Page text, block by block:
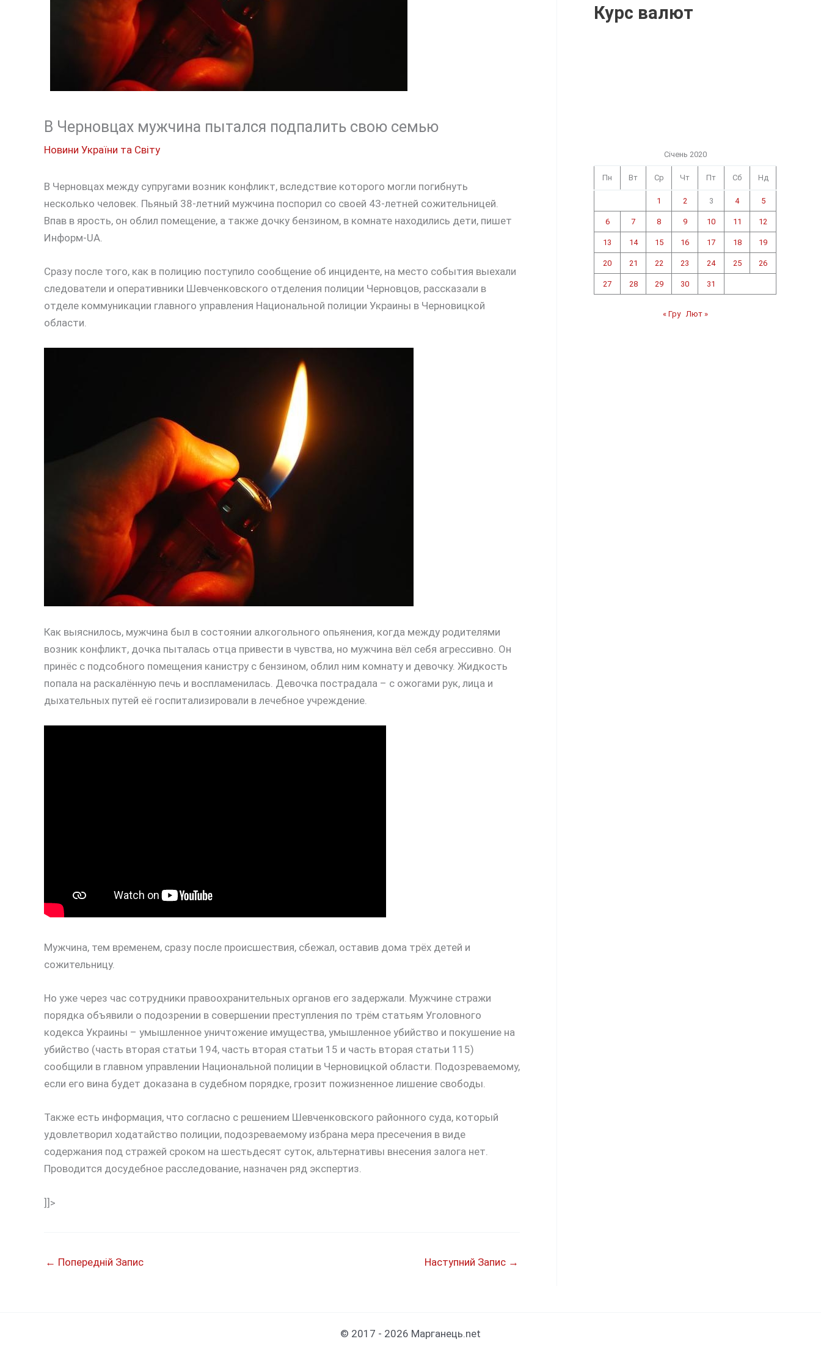
В Черновцах мужчина пытался подпалить свою семью
Новини України та Світу
В Черновцах между супругами возник конфликт, вследствие которого могли погибнуть
несколько человек. Пьяный 38-летний мужчина поспорил со своей 43-летней сожительницей.
Впав в ярость, он облил помещение, а также дочку бензином, в комнате находились дети, пишет
Информ-UA.
Сразу после того, как в полицию поступило сообщение об инциденте, на место события выехали
следователи и оперативники Шевченковского отделения полиции Черновцов, рассказали в
отделе коммуникации главного управления Национальной полиции Украины в Черновицкой
области.
Как выяснилось, мужчина был в состоянии алкогольного опьянения, когда между родителями
возник конфликт, дочка пыталась отца привести в чувства, но мужчина вёл себя агрессивно. Он
принёс с подсобного помещения канистру с бензином, облил ним комнату и девочку. Жидкость
попала на раскалённую печь и воспламенилась. Девочка пострадала – с ожогами рук, лица и
дыхательных путей её госпитализировали в лечебное учреждение.
Мужчина, тем временем, сразу после происшествия, сбежал, оставив дома трёх детей и
сожительницу.
Но уже через час сотрудники правоохранительных органов его задержали. Мужчине стражи
порядка объявили о подозрении в совершении преступления по трём статьям Уголовного
кодекса Украины – умышленное уничтожение имущества, умышленное убийство и покушение на
убийство (часть вторая статьи 194, часть вторая статьи 15 и часть вторая статьи 115)
сообщили в главном управлении Национальной полиции в Черновицкой области. Подозреваемому,
если его вина будет доказана в судебном порядке, грозит пожизненное лишение свободы.
Также есть информация, что согласно с решением Шевченковского районного суда, который
удовлетворил ходатайство полиции, подозреваемому избрана мера пресечения в виде
содержания под стражей сроком на шестьдесят суток, альтернативы внесения залога нет.
Проводится досудебное расследование, назначен ряд экспертиз.
]]>
← Попередній Запис Наступний Запис →
Курс валют
Січень 2020
Пн Вт Ср Чт Пт Сб Нд
1 2 3 4 5
6 7 8 9 10 11 12
13 14 15 16 17 18 19
20 21 22 23 24 25 26
27 28 29 30 31
« Гру Лют »
© 2017 - 2026 Марганець.net